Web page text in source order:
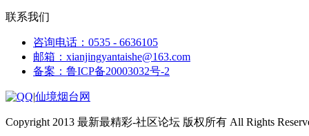
联系我们
咨询电话：0535 - 6636105
邮箱：xianjingyantaishe@163.com
备案：鲁ICP备20003032号-2
|仙境烟台网
Copyright 2013 最新最精彩-社区论坛 版权所有 All Rights